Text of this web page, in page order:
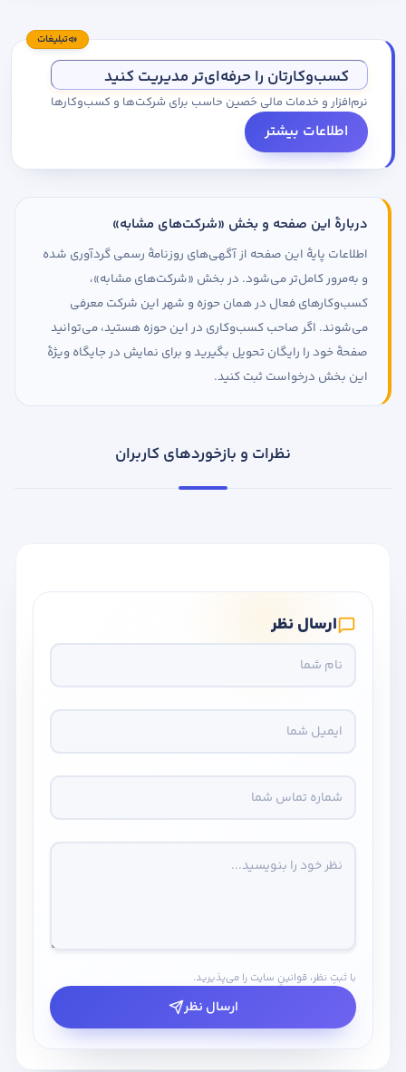
تبلیغات
کسب‌وکارتان را حرفه‌ای‌تر مدیریت کنید
نرم‌افزار و خدمات مالی حَصین حاسب برای شرکت‌ها و کسب‌وکارها
اطلاعات بیشتر
دربارهٔ این صفحه و بخش «شرکت‌های مشابه»
اطلاعات پایهٔ این صفحه از آگهی‌های روزنامهٔ رسمی گردآوری شده
و به‌مرور کامل‌تر می‌شود. در بخش «شرکت‌های مشابه»،
کسب‌وکارهای فعال در همان حوزه و شهر این شرکت معرفی
می‌شوند. اگر صاحب کسب‌وکاری در این حوزه هستید، می‌توانید
صفحهٔ خود را رایگان تحویل بگیرید و برای نمایش در جایگاه ویژهٔ
این بخش درخواست ثبت کنید.
نظرات و بازخوردهای کاربران
ارسال نظر
با ثبتِ نظر، قوانینِ سایت را می‌پذیرید.
ارسال نظر